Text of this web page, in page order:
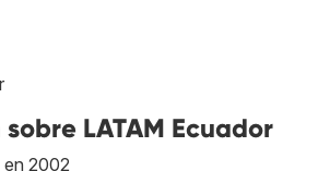
LATAM Ecuador
2002